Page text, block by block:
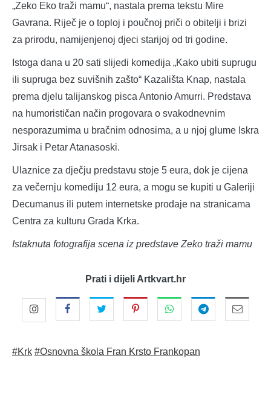
„Zeko Eko traži mamu“, nastala prema tekstu Mire
Gavrana. Riječ je o toploj i poučnoj priči o obitelji i brizi
za prirodu, namijenjenoj djeci starijoj od tri godine.
Istoga dana u 20 sati slijedi komedija „Kako ubiti suprugu
ili supruga bez suvišnih zašto“ Kazališta Knap, nastala
prema djelu talijanskog pisca Antonio Amurri. Predstava
na humorističan način progovara o svakodnevnim
nesporazumima u bračnim odnosima, a u njoj glume Iskra
Jirsak i Petar Atanasoski.
Ulaznice za dječju predstavu stoje 5 eura, dok je cijena
za večernju komediju 12 eura, a mogu se kupiti u Galeriji
Decumanus ili putem internetske prodaje na stranicama
Centra za kulturu Grada Krka.
Istaknuta fotografija scena iz predstave Zeko traži mamu
Prati i dijeli Artkvart.hr
#Krk #Osnovna škola Fran Krsto Frankopan